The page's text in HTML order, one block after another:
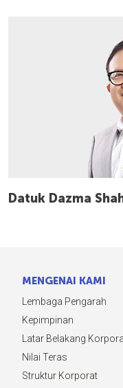
Datuk Dazma
MENGENAI KAMI
Lembaga Pengarah
Kepimpinan
Latar Belakang
Nilai Teras
Struktur Korporat